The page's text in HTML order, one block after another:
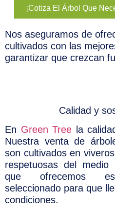
¡Cotiza El Árbol Que
Nos aseguramos de
cultivados con las
garantizar que crezcan
Calidad y
En Green Tree la
Nuestra venta de
son cultivados en
respetuosas del medio
que ofrecemos
seleccionado para que
condiciones.